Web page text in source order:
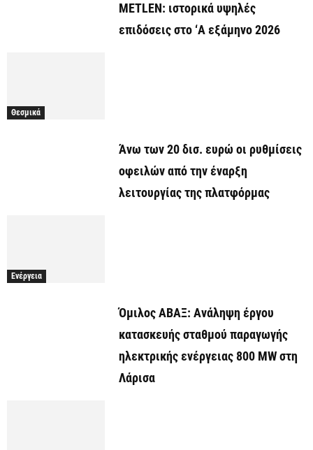
METLEN: ιστορικά υψηλές
επιδόσεις στο ‘A εξάμηνο 2026
Θεσμικά
Άνω των 20 δισ. ευρώ οι ρυθμίσεις
οφειλών από την έναρξη
λειτουργίας της πλατφόρμας
Ενέργεια
Όμιλος ΑΒΑΞ: Ανάληψη έργου
κατασκευής σταθμού παραγωγής
ηλεκτρικής ενέργειας 800 ΜW στη
Λάρισα